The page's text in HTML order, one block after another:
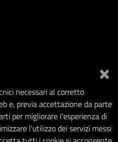
×
necessari al corretto
e, previa accettazione da parte
per migliorare l'esperienza di
l'utilizzo dei servizi messi